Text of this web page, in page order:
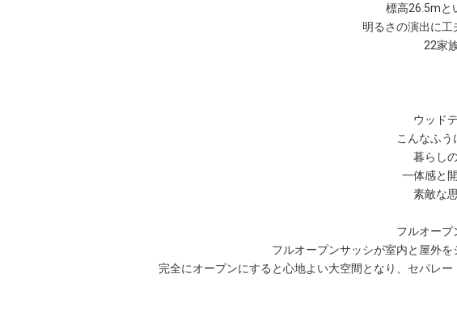
標高26.5mと
明るさの演出に工
22家
ウッド
こんなふう
暮らし
一体感と
素敵な
フルオープ
フルオープンサッシが室内と屋外
完全にオープンにすると心地よい大空間となり、セパレ